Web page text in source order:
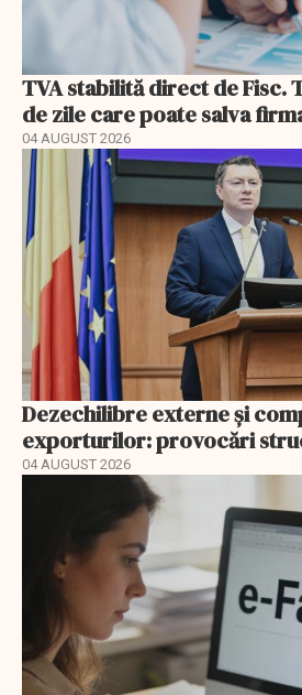
TVA stabilită direct de Fisc.
de zile care poate salva
04 AUGUST 2026
Dezechilibre externe și
exporturilor: provocări
04 AUGUST 2026